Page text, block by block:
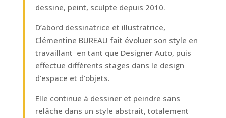
dessine, peint, sculpte depuis 2010.
D’abord dessinatrice et illustratrice,
Clémentine BUREAU fait évoluer son style en
travaillant en tant que Designer Auto, puis
effectue différents stages dans le design
d’espace et d’objets.
Elle continue à dessiner et peindre sans
relâche dans un style abstrait, totalement